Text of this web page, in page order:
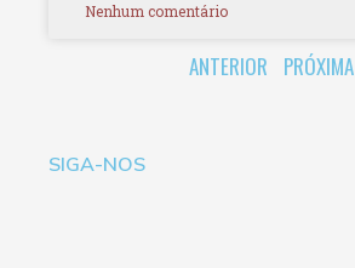
Nenhum comentário
ANTERIOR PRÓXIMA
SIGA-NOS